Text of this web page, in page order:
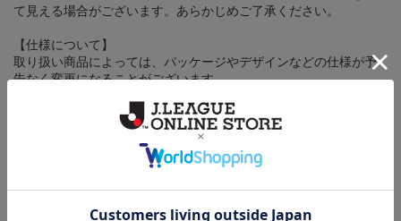
て見える場合がございます。あらかじめご了承ください。
【仕様について】
取り扱い商品によっては、パッケージやデザインなどの仕様が予
告なく変更になることがございます。
ヘルプページ